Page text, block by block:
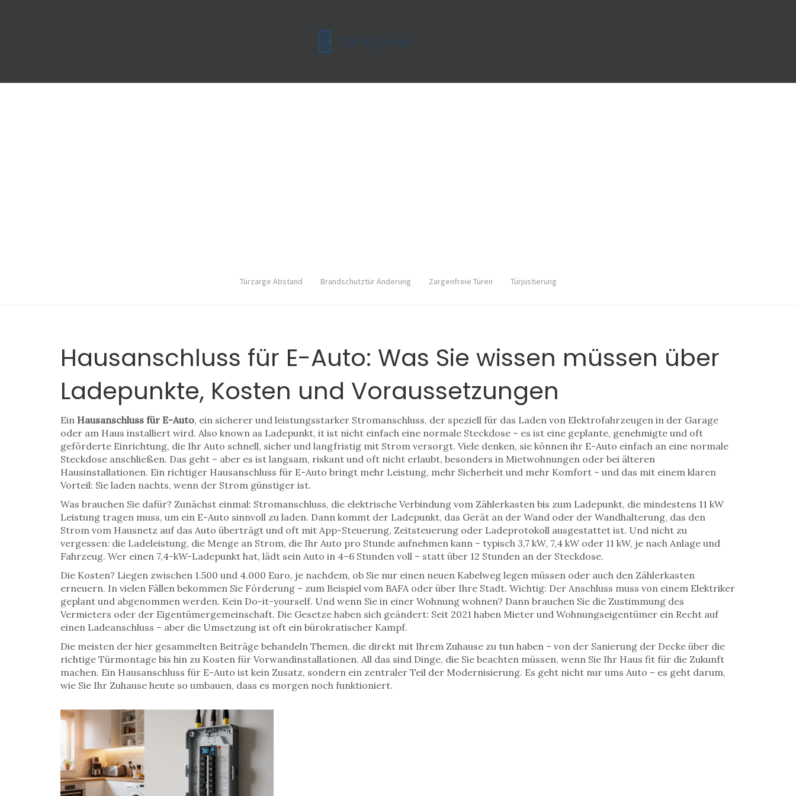
Türzarge Abstand Brandschutztür Änderung Zargenfreie Türen Türjustierung
Hausanschluss für E-Auto: Was Sie wissen müssen über
Ladepunkte, Kosten und Voraussetzungen
Ein Hausanschluss für E-Auto, ein sicherer und leistungsstarker Stromanschluss, der speziell für das Laden von Elektrofahrzeugen in der Garage
oder am Haus installiert wird. Also known as Ladepunkt, it ist nicht einfach eine normale Steckdose – es ist eine geplante, genehmigte und oft
geförderte Einrichtung, die Ihr Auto schnell, sicher und langfristig mit Strom versorgt. Viele denken, sie können ihr E-Auto einfach an eine normale
Steckdose anschließen. Das geht – aber es ist langsam, riskant und oft nicht erlaubt, besonders in Mietwohnungen oder bei älteren
Hausinstallationen. Ein richtiger Hausanschluss für E-Auto bringt mehr Leistung, mehr Sicherheit und mehr Komfort – und das mit einem klaren
Vorteil: Sie laden nachts, wenn der Strom günstiger ist.
Was brauchen Sie dafür? Zunächst einmal: Stromanschluss, die elektrische Verbindung vom Zählerkasten bis zum Ladepunkt, die mindestens 11 kW
Leistung tragen muss, um ein E-Auto sinnvoll zu laden. Dann kommt der Ladepunkt, das Gerät an der Wand oder der Wandhalterung, das den
Strom vom Hausnetz auf das Auto überträgt und oft mit App-Steuerung, Zeitsteuerung oder Ladeprotokoll ausgestattet ist. Und nicht zu
vergessen: die Ladeleistung, die Menge an Strom, die Ihr Auto pro Stunde aufnehmen kann – typisch 3,7 kW, 7,4 kW oder 11 kW, je nach Anlage und
Fahrzeug. Wer einen 7,4-kW-Ladepunkt hat, lädt sein Auto in 4–6 Stunden voll – statt über 12 Stunden an der Steckdose.
Die Kosten? Liegen zwischen 1.500 und 4.000 Euro, je nachdem, ob Sie nur einen neuen Kabelweg legen müssen oder auch den Zählerkasten
erneuern. In vielen Fällen bekommen Sie Förderung – zum Beispiel vom BAFA oder über Ihre Stadt. Wichtig: Der Anschluss muss von einem Elektriker
geplant und abgenommen werden. Kein Do-it-yourself. Und wenn Sie in einer Wohnung wohnen? Dann brauchen Sie die Zustimmung des
Vermieters oder der Eigentümergemeinschaft. Die Gesetze haben sich geändert: Seit 2021 haben Mieter und Wohnungseigentümer ein Recht auf
einen Ladeanschluss – aber die Umsetzung ist oft ein bürokratischer Kampf.
Die meisten der hier gesammelten Beiträge behandeln Themen, die direkt mit Ihrem Zuhause zu tun haben – von der Sanierung der Decke über die
richtige Türmontage bis hin zu Kosten für Vorwandinstallationen. All das sind Dinge, die Sie beachten müssen, wenn Sie Ihr Haus fit für die Zukunft
machen. Ein Hausanschluss für E-Auto ist kein Zusatz, sondern ein zentraler Teil der Modernisierung. Es geht nicht nur ums Auto – es geht darum,
wie Sie Ihr Zuhause heute so umbauen, dass es morgen noch funktioniert.